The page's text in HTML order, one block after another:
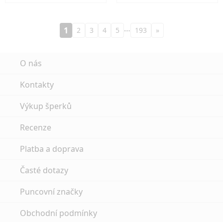
1 2 3 4 5 … 193 »
O nás
Kontakty
Výkup šperků
Recenze
Platba a doprava
Časté dotazy
Puncovní značky
Obchodní podmínky